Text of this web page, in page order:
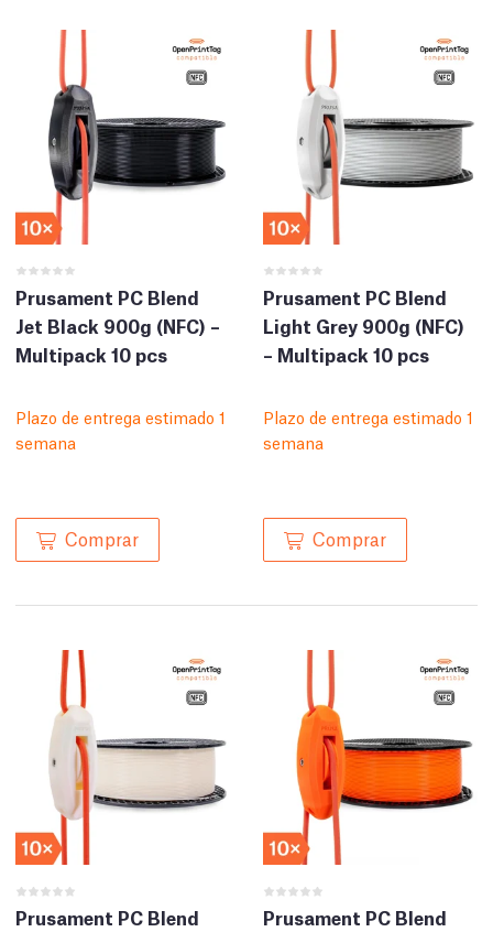
Prusament PC Blend
Jet Black 900g (NFC) –
Multipack 10 pcs
Plazo de entrega estimado 1
semana
Comprar
Prusament PC Blend
Light Grey 900g (NFC)
– Multipack 10 pcs
Plazo de entrega estimado 1
semana
Comprar
Prusament PC Blend
Prusament PC Blend